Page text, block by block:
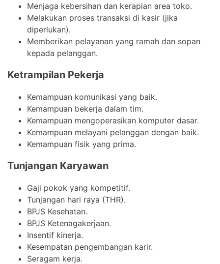
Menjaga kebersihan dan kerapian area toko.
Melakukan proses transaksi di kasir (jika
diperlukan).
Memberikan pelayanan yang ramah dan sopan
kepada pelanggan.
Ketrampilan Pekerja
Kemampuan komunikasi yang baik.
Kemampuan bekerja dalam tim.
Kemampuan mengoperasikan komputer dasar.
Kemampuan melayani pelanggan dengan baik.
Kemampuan fisik yang prima.
Tunjangan Karyawan
Gaji pokok yang kompetitif.
Tunjangan hari raya (THR).
BPJS Kesehatan.
BPJS Ketenagakerjaan.
Insentif kinerja.
Kesempatan pengembangan karir.
Seragam kerja.